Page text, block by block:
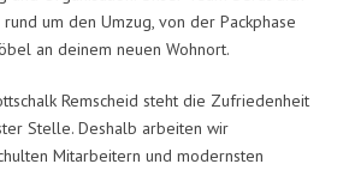
um den Umzug, von der Packphase
an deinem neuen Wohnort.
Remscheid steht die Zufriedenheit
Stelle. Deshalb arbeiten wir
Mitarbeitern und modernsten